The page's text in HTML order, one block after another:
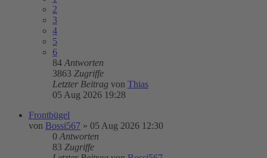
2
3
4
5
6
84 Antworten
3863 Zugriffe
Letzter Beitrag von Thias
05 Aug 2026 19:28
Frontbügel
von Bossi567 » 05 Aug 2026 12:30
0 Antworten
83 Zugriffe